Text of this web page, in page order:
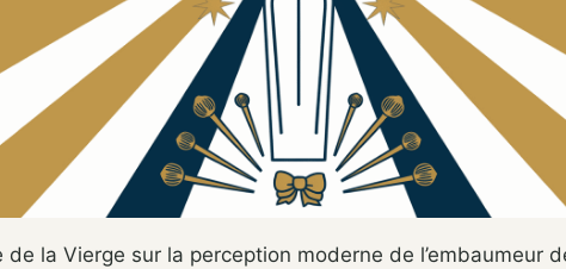
de la Vierge sur la perception moderne de l’embaumeur